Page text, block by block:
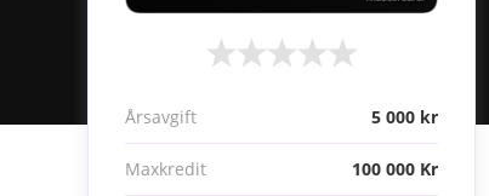
Årsavgift 5 000 kr
Maxkredit 100 000 Kr